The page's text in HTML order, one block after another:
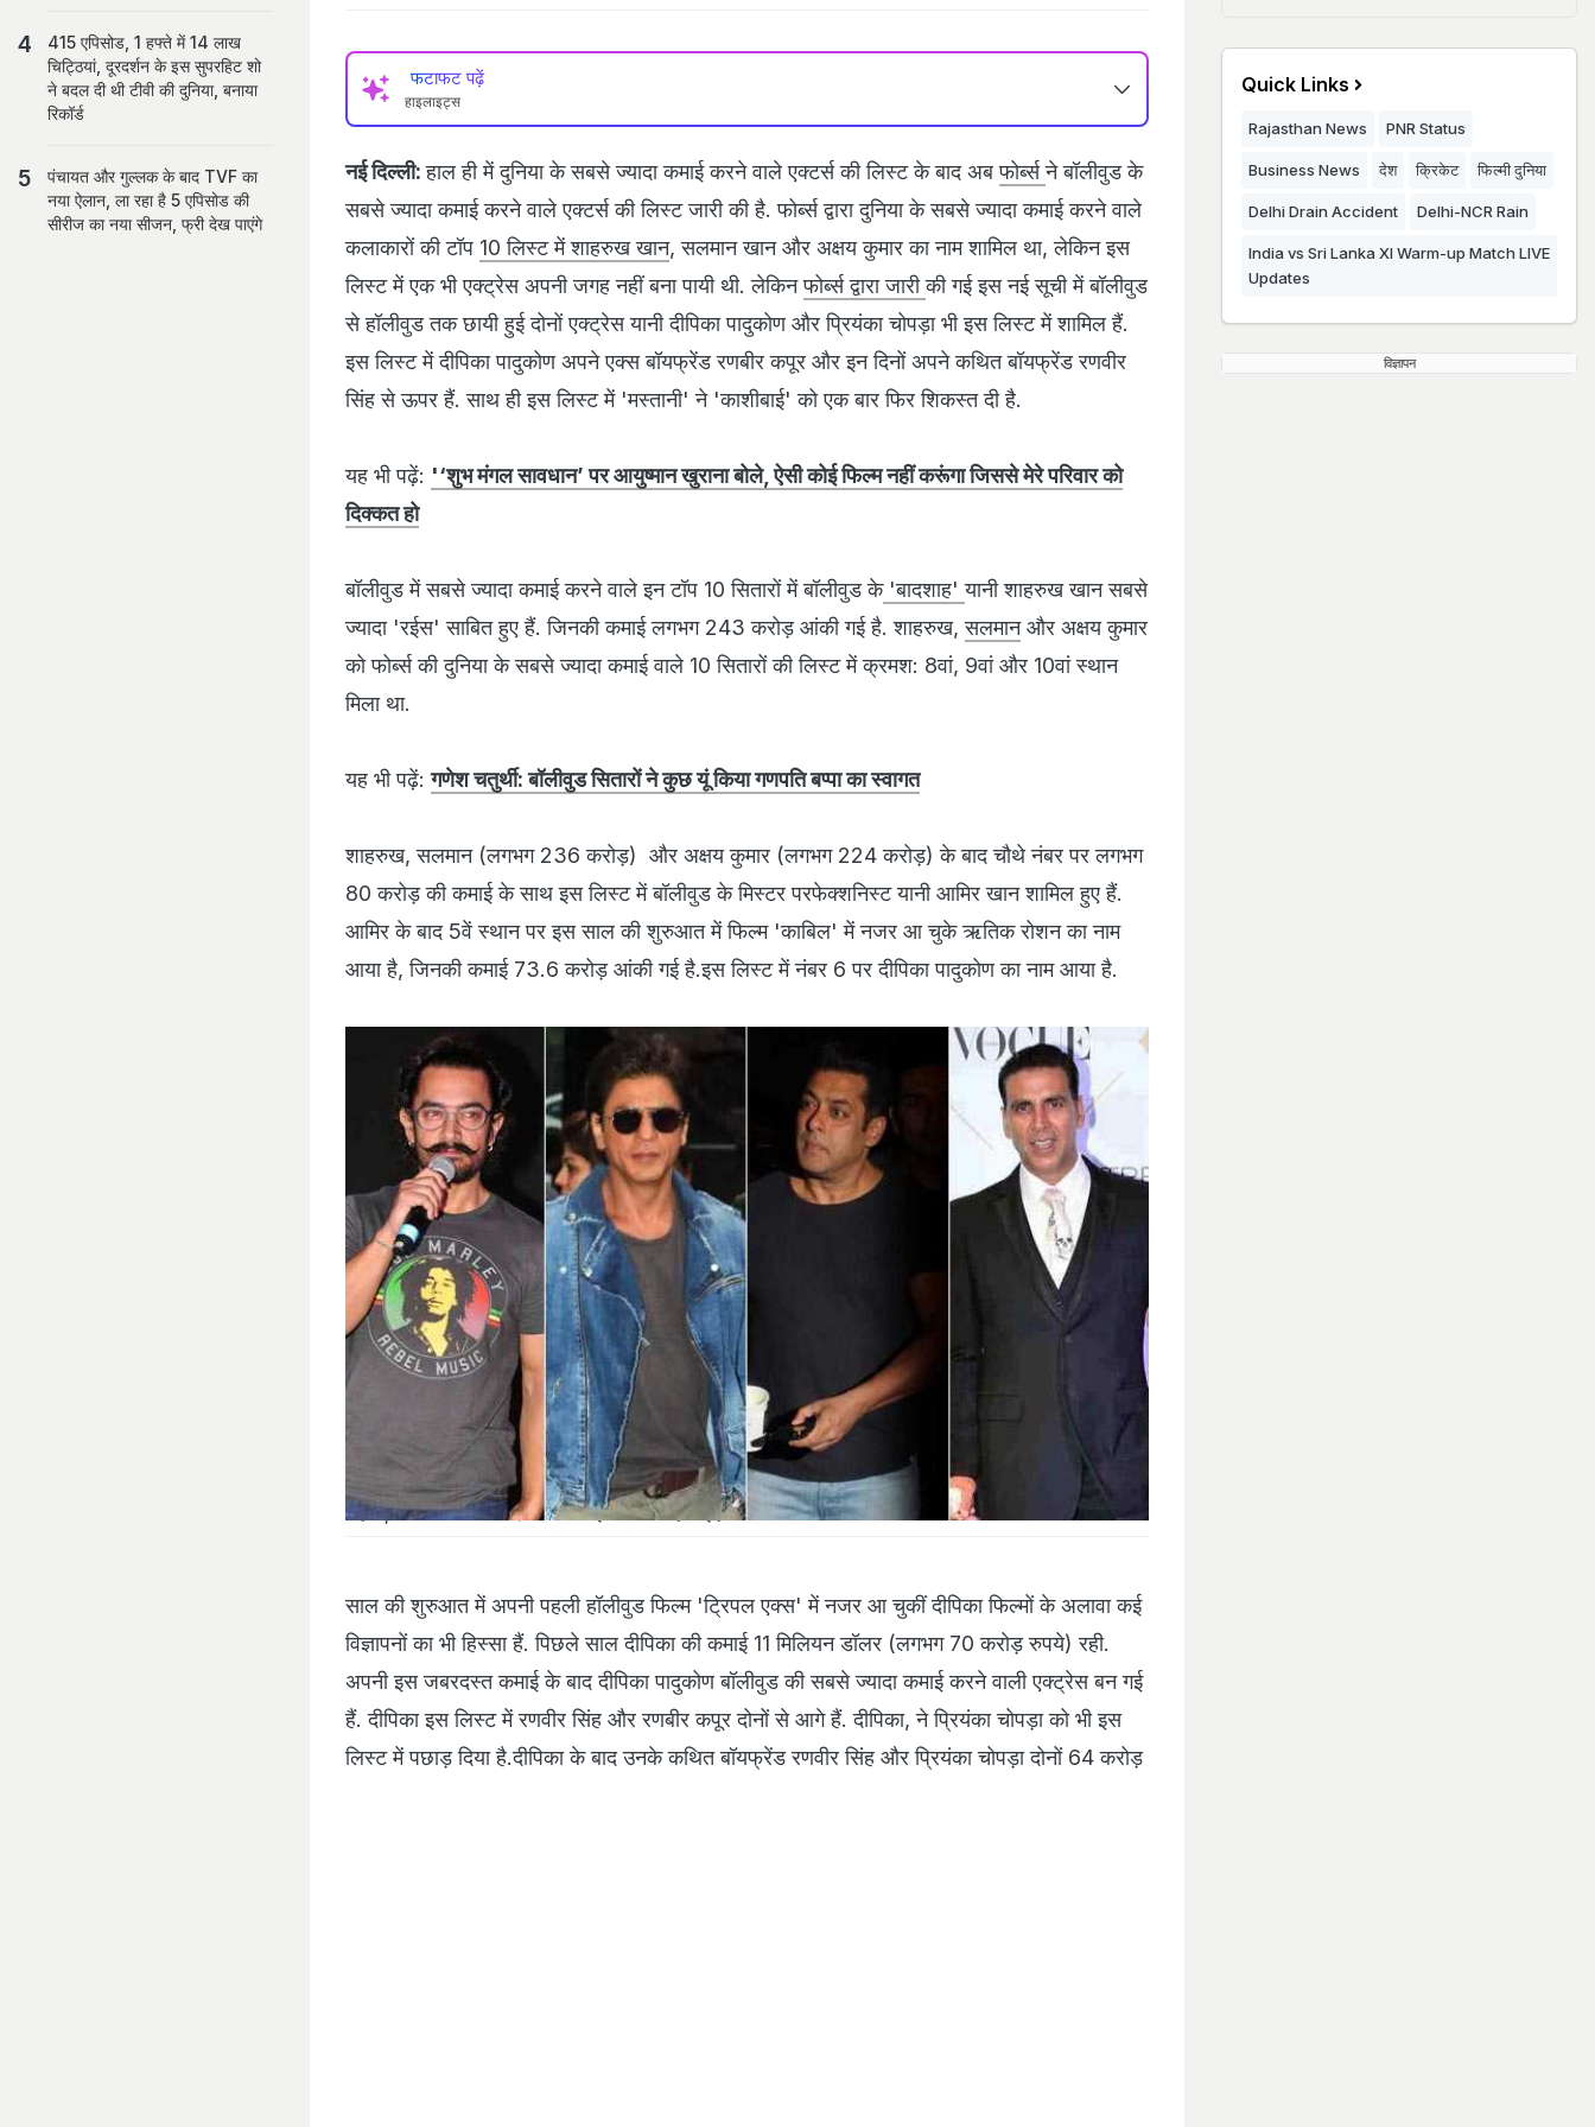
फटाफट पढ़ें
हाइलाइट्स
नई दिल्‍ली: हाल ही में दुनिया के सबसे ज्‍यादा कमाई करने वाले एक्‍टर्स की लिस्‍ट के बाद अबफोर्ब्‍सने बॉलीवुड के
सबसे ज्‍यादा कमाई करने वाले एक्‍टर्स की लिस्‍ट जारी की है. फोर्ब्‍स द्वारा दुनिया के सबसे ज्‍यादा कमाई करने वाले
कलाकारों की टॉप 10 लिस्‍ट में शाहरुख खान, सलमान खान और अक्षय कुमार का नाम शामिल था, लेकिन इस
लिस्‍ट में एक भी एक्‍ट्रेस अपनी जगह नहीं बना पायी थी. लेकिनफोर्ब्‍स द्वारा जारीकी गई इस नई सूची में बॉलीवुड
से हॉलीवुड तक छायी हुई दोनों एक्‍ट्रेस यानी दीपिका पादुकोण और प्रियंका चोपड़ा भी इस लिस्‍ट में शामिल हैं.
इस लिस्‍ट में दीपिका पादुकोण अपने एक्‍स बॉयफ्रेंड रणबीर कपूर और इन दिनों अपने कथित बॉयफ्रेंड रणवीर
सिंह से ऊपर हैं. साथ ही इस लिस्‍ट में 'मस्‍तानी' ने 'काशीबाई' को एक बार फिर शिकस्‍त दी है.
यह भी पढ़ें: '‘शुभ मंगल सावधान’ पर आयुष्मान खुराना बोले, ऐसी कोई फिल्म नहीं करूंगा जिससे मेरे परिवार को
दिक्कत हो
बॉलीवुड में सबसे ज्‍यादा कमाई करने वाले इन टॉप 10 सितारों में बॉलीवुड के'बादशाह'यानी शाहरुख खान सबसे
ज्‍यादा 'रईस' साबित हुए हैं. जिनकी कमाई लगभग 243 करोड़ आंकी गई है. शाहरुख,सलमानऔर अक्षय कुमार
को फोर्ब्‍स की दुनिया के सबसे ज्‍यादा कमाई वाले 10 सितारों की लिस्‍ट में क्रमश: 8वां, 9वां और 10वां स्‍थान
मिला था.
यह भी पढ़ें:गणेश चतुर्थी: बॉलीवुड सितारों ने कुछ यूं किया गणपति बप्‍पा का स्‍वागत
शाहरुख, सलमान (लगभग 236 करोड़) और अक्षय कुमार (लगभग 224 करोड़) के बाद चौथे नंबर पर लगभग
80 करोड़ की कमाई के साथ इस लिस्‍ट में बॉलीवुड के मिस्‍टर परफेक्‍शनिस्‍ट यानी आमिर खान शामिल हुए हैं.
आमिर के बाद 5वें स्‍थान पर इस साल की शुरुआत में फिल्‍म 'काबिल' में नजर आ चुके ऋतिक रोशन का नाम
आया है, जिनकी कमाई 73.6 करोड़ आंकी गई है.
शाहरुख, सलमान और अक्षय के बाद आमिर खान ने इस लिस्‍ट में जगह बनाई है.
इस लिस्‍ट में नंबर 6 पर दीपिका पादुकोण का नाम आया है.
साल की शुरुआत में अपनी पहली हॉलीवुड फिल्‍म 'ट्रिपल एक्‍स' में नजर आ चुकीं दीपिका फिल्‍मों के अलावा कई
विज्ञापनों का भी हिस्‍सा हैं. पिछले साल दीपिका की कमाई 11 मिलियन डॉलर (लगभग 70 करोड़ रुपये) रही.
अपनी इस जबरदस्‍त कमाई के बाद दीपिका पादुकोण बॉलीवुड की सबसे ज्‍यादा कमाई करने वाली एक्‍ट्रेस बन गई
हैं. दीपिका इस लिस्‍ट में रणवीर सिंह और रणबीर कपूर दोनों से आगे हैं. दीपिका, ने प्रियंका चोपड़ा को भी इस
लिस्‍ट में पछाड़ दिया है.दीपिका के बाद उनके कथ‍ित बॉयफ्रेंड रणवीर सिंह और प्रियंका चोपड़ा दोनों 64 करोड़
415 एपिसोड, 1 हफ्ते में 14 लाख
चिट्ठियां, दूरदर्शन के इस सुपरहिट शो
ने बदल दी थी टीवी की दुनिया, बनाया
रिकॉर्ड
पंचायत और गुल्लक के बाद TVF का
नया ऐलान, ला रहा है 5 एपिसोड की
सीरीज का नया सीजन, फ्री देख पाएंगे
Quick Links
Rajasthan News PNR Status
Business News देश क्रिकेट फिल्मी दुनिया
Delhi Drain Accident Delhi-NCR Rain
India vs Sri Lanka XI Warm-up Match LIVE
Updates
विज्ञापन